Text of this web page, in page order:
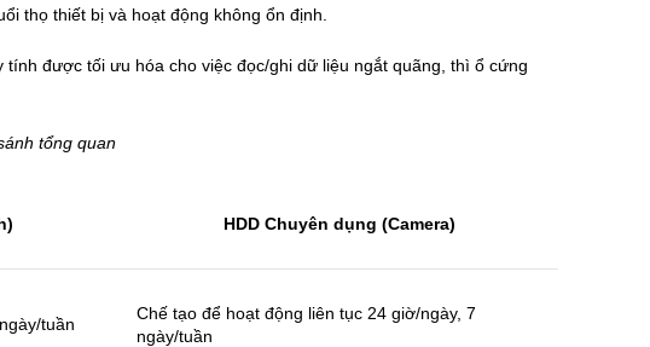
thọ thiết bị và hoạt động không ổn định.
được tối ưu hóa cho việc đọc/ghi dữ liệu ngắt quãng, thì ổ cứng
tổng quan
HDD Chuyên dụng (Camera)
tuần
Chế tạo để hoạt động liên tục 24 giờ/ngày, 7
ngày/tuần